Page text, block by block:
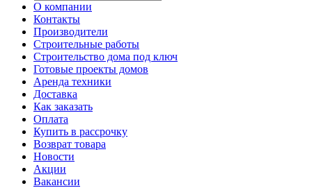
О компании
Контакты
Производители
Строительные работы
Строительство дома под ключ
Готовые проекты домов
Аренда техники
Доставка
Как заказать
Оплата
Купить в рассрочку
Возврат товара
Новости
Акции
Вакансии